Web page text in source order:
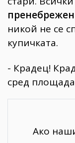
никой не се
купичката.
- Крадец!
сред
Ако